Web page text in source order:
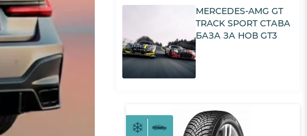
MERCEDES-AMG GT
TRACK SPORT СТАВА
БАЗА ЗА НОВ GT3